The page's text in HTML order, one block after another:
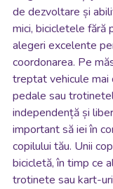
de dezvoltare și
mici, bicicletele fără
alegeri excelente
coordonarea. Pe
treptat vehicule mai
pedale sau
independență și
important să iei în
copilului tău. Unii
bicicletă, în timp ce
trotinete sau kart-